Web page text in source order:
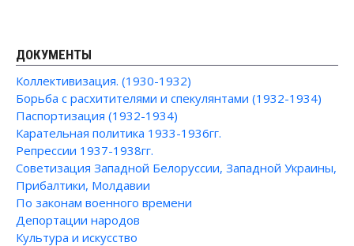
ДОКУМЕНТЫ
Коллективизация. (1930-1932)
Борьба с расхитителями и спекулянтами (1932-1934)
Паспортизация (1932-1934)
Карательная политика 1933-1936гг.
Репрессии 1937-1938гг.
Советизация Западной Белоруссии, Западной Украины,
Прибалтики, Молдавии
По законам военного времени
Депортации народов
Культура и искусство